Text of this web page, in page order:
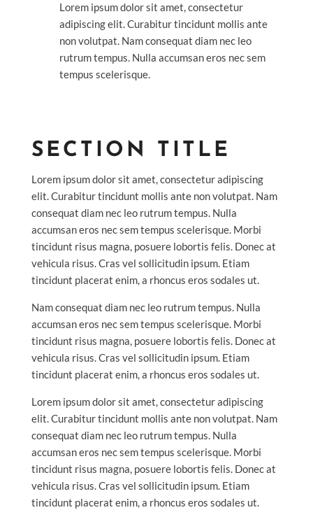
Lorem ipsum dolor sit amet, consectetur
adipiscing elit. Curabitur tincidunt mollis ante
non volutpat. Nam consequat diam nec leo
rutrum tempus. Nulla accumsan eros nec sem
tempus scelerisque.
SECTION TITLE
Lorem ipsum dolor sit amet, consectetur adipiscing
elit. Curabitur tincidunt mollis ante non volutpat. Nam
consequat diam nec leo rutrum tempus. Nulla
accumsan eros nec sem tempus scelerisque. Morbi
tincidunt risus magna, posuere lobortis felis. Donec at
vehicula risus. Cras vel sollicitudin ipsum. Etiam
tincidunt placerat enim, a rhoncus eros sodales ut.
Nam consequat diam nec leo rutrum tempus. Nulla
accumsan eros nec sem tempus scelerisque. Morbi
tincidunt risus magna, posuere lobortis felis. Donec at
vehicula risus. Cras vel sollicitudin ipsum. Etiam
tincidunt placerat enim, a rhoncus eros sodales ut.
Lorem ipsum dolor sit amet, consectetur adipiscing
elit. Curabitur tincidunt mollis ante non volutpat. Nam
consequat diam nec leo rutrum tempus. Nulla
accumsan eros nec sem tempus scelerisque. Morbi
tincidunt risus magna, posuere lobortis felis. Donec at
vehicula risus. Cras vel sollicitudin ipsum. Etiam
tincidunt placerat enim, a rhoncus eros sodales ut.